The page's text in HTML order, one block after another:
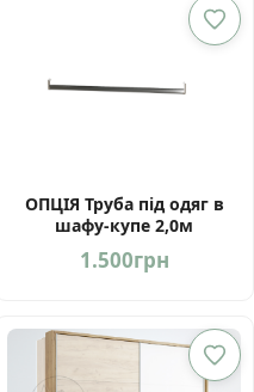
ОПЦІЯ Труба під одяг в
шафу-купе 2,0м
1.500грн